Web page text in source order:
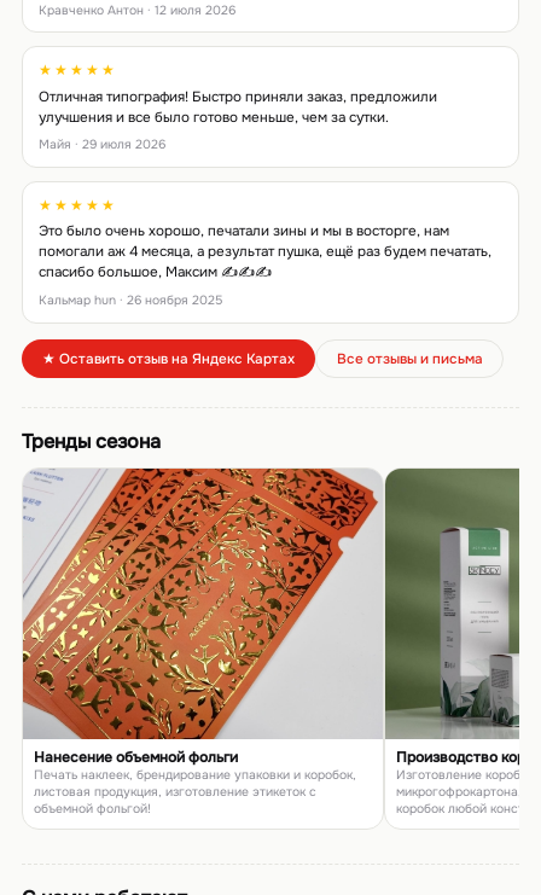
Кравченко Антон · 12 июля 2026
★★★★★
Отличная типография! Быстро приняли заказ, предложили
улучшения и все было готово меньше, чем за сутки.
Майя · 29 июля 2026
★★★★★
Это было очень хорошо, печатали зины и мы в восторге, нам
помогали аж 4 месяца, а результат пушка, ещё раз будем печатать,
спасибо большое, Максим ✍️✍️✍️
Кальмар hun · 26 ноября 2025
★ Оставить отзыв на Яндекс Картах Все отзывы и письма
Тренды сезона
Нанесение объемной фольги
Печать наклеек, брендирование упаковки и коробок,
листовая продукция, изготовление этикеток с
объемной фольгой!
Производство
Изготовление коробок
микрогофрокартона,
коробок любой
товаров и подарков